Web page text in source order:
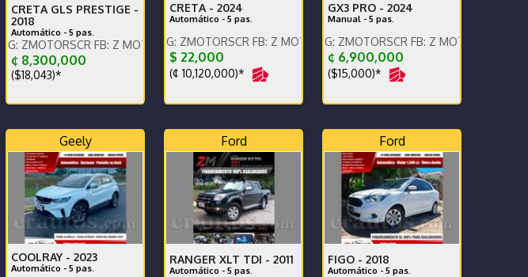
x WhatsApp.
CRETA GLS PRESTIGE -
2018
Automático - 5 pas.
FB: Z MOTORS. Contáctenos x WhatsApp.
¢ 8,300,000
($18,043)*
CRETA - 2024
Automático - 5 pas.
ENGLISH SPOKEN, IG: ZMOTORSCR FB: Z MOTORS. Contáctenos x WhatsApp.
$ 22,000
(¢ 10,120,000)*
GX3 PRO - 2024
Manual - 5 pas.
ENGLISH SPOKEN, IG: ZMOTORSCR FB: Z MOTORS. Contáctenos x
¢ 6,900,000
($15,000)*
Geely
COOLRAY - 2023
Automático - 5 pas.
Ford
RANGER XLT TDI - 2011
Automático - 5 pas.
Ford
FIGO - 2018
Automático - 5 pas.